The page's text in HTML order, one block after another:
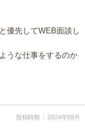
優先してWEB面談し
うな仕事をするのか
投稿時期 2024年09月